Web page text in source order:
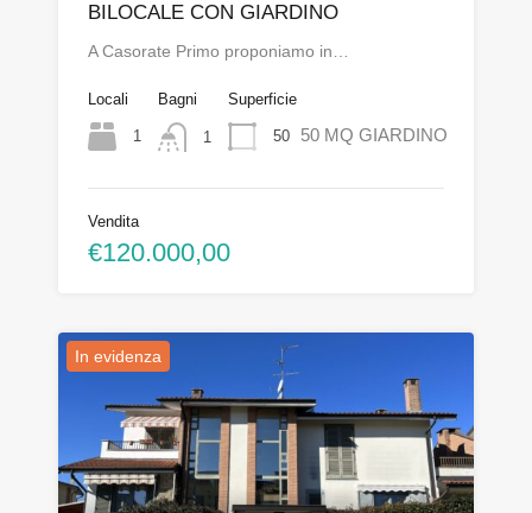
BILOCALE CON GIARDINO
A Casorate Primo proponiamo in…
Locali
1
Bagni
1
Superficie
50 50 MQ GIARDINO
Vendita
€120.000,00
In evidenza